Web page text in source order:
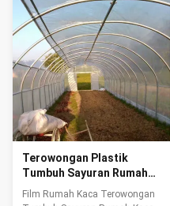
tanaman, ...
Terowongan Plastik
Tumbuh Sayuran Rumah
Kaca Ultraviolet Proof
Film Rumah Kaca Terowongan